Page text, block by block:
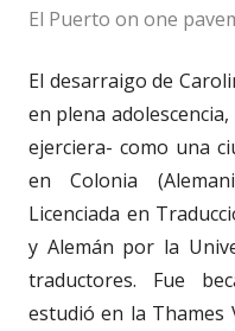
El Puerto on one
El desarraigo de
en plena
ejerciera- como una
en Colonia
Licenciada en
y Alemán por la
traductores. Fue
estudió en la Thames